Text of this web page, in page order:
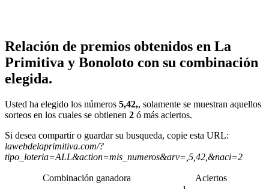
Relación de premios obtenidos en La
Primitiva y Bonoloto con su combinación
elegida.
Usted ha elegido los números 5,42,, solamente se muestran aquellos
sorteos en los cuales se obtienen 2 ó más aciertos.
Si desea compartir o guardar su busqueda, copie esta URL:
lawebdelaprimitiva.com/?
tipo_loteria=ALL&action=mis_numeros&arv=,5,42,&naci=2
Combinación ganadora Aciertos